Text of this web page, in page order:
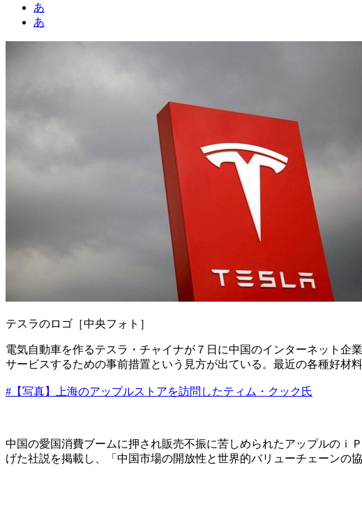
あ
あ
テスラのロゴ［中央フォト］
電気自動車を作るテスラ・チャイナが７日に中国のインターネット
サービスするための事前措置という見方が出ている。最近の各種好材
#【写真】上海のアップルストアを訪問したティム・クック氏
中国の愛国消費ブームに押され販売不振に苦しめられたアップルのｉ
げた社説を掲載し、「中国市場の開放性と世界的バリューチェーンの